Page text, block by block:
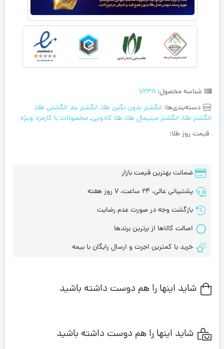
شناسه محصول: 7238
دسته‌بندی‌ها: انگشتر بدون نگین طلا, انگشتر بند انگشتی طلا,
انگشتر طلا, انگشتر مینیمال طلا, طلا کادویی,محصولات با کارمزد ویژه
قیمت روز طلا:
ضمانت بهترین قیمت بازار
پشتیبانی عالی، 24 ساعت، 7 روز هفته
بازگشت وجه در صورت عدم رضایت
اصالت کالاها از برترین برندها
خرید با کمترین اجرت و ارسال رایگان با بیمه
شاید اینها را هم دوست داشته باشید
شاید اینها را هم دوست داشته باشید